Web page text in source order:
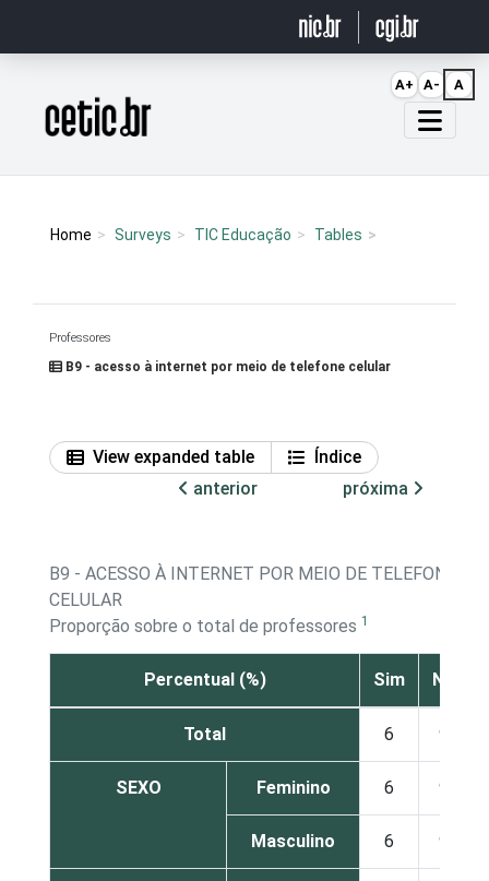
Página inicial
Home Surveys TIC Educação Tables
Professores
B9 - acesso à internet por meio de telefone celular
View expanded table
Índice
anterior
próxima
B9 - ACESSO À INTERNET POR MEIO DE TELEFONE
CELULAR
Proporção sobre o total de professores 1
Percentual (%) Sim Não
Total 6 94
SEXO Feminino 6 94
Masculino 6 94
A+ A- A